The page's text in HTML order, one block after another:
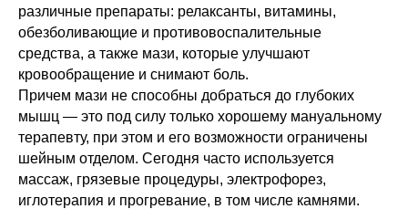
различные препараты: релаксанты, витамины,
обезболивающие и противовоспалительные
средства, а также мази, которые улучшают
кровообращение и снимают боль.
Причем мази не способны добраться до глубоких
мышц — это под силу только хорошему мануальному
терапевту, при этом и его возможности ограничены
шейным отделом. Сегодня часто используется
массаж, грязевые процедуры, электрофорез,
иглотерапия и прогревание, в том числе камнями.